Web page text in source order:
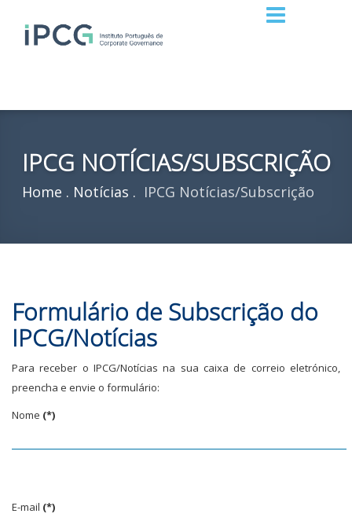
IPCG NOTÍCIAS/SUBSCRIÇÃO
Home Notícias IPCG Notícias/Subscrição
Formulário de Subscrição do
IPCG/Notícias
Para receber o IPCG/Notícias na sua caixa de correio eletrónico,
preencha e envie o formulário:
Nome (*)
E-mail (*)